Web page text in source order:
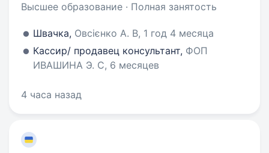
Высшее образование · Полная занятость
Швачка, Овсієнко А. В, 1 год 4 месяца
Кассир/ продавец консультант, ФОП
ИВАШИНА Э. С, 6 месяцев
4 часа назад